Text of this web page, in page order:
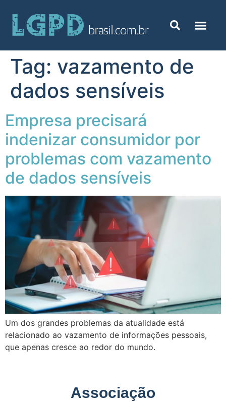
Tag: vazamento de
dados sensíveis
Empresa precisará
indenizar consumidor por
problemas com vazamento
de dados sensíveis
Um dos grandes problemas da atualidade está
relacionado ao vazamento de informações pessoais,
que apenas cresce ao redor do mundo.
Associação